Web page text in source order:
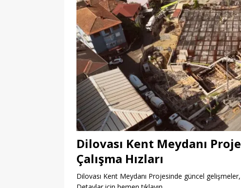
Dilovası Kent Meydanı
Çalışma Hızları
Dilovası Kent Meydanı Projesinde güncel